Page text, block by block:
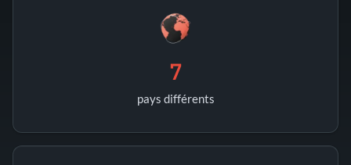
7
pays différents